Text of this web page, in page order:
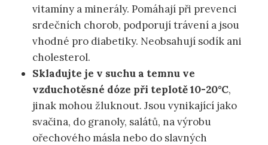
vitamíny a minerály. Pomáhají při prevenci
srdečních chorob, podporují trávení a jsou
vhodné pro diabetiky. Neobsahují sodík ani
cholesterol.
Skladujte je v suchu a temnu ve
vzduchotěsné dóze při teplotě 10-20°C,
jinak mohou žluknout. Jsou vynikající jako
svačina, do granoly, salátů, na výrobu
ořechového másla nebo do slavných